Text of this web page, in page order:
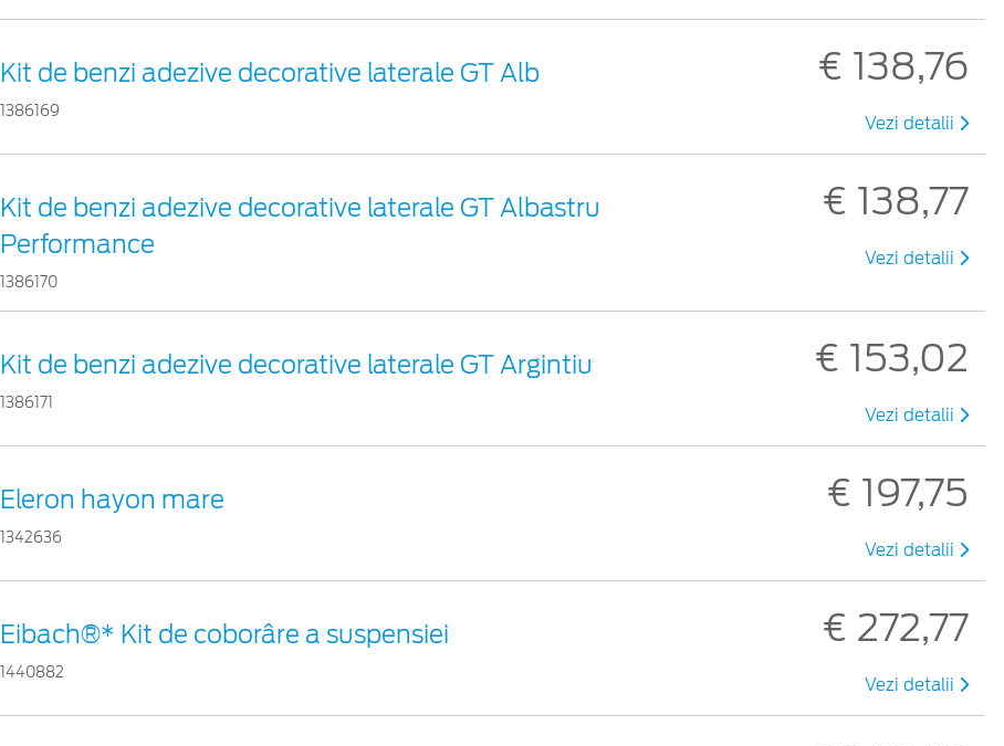
Kit de benzi adezive decorative laterale GT Alb
1386169
€ 138,76
Vezi detalii
Kit de benzi adezive decorative laterale GT Albastru
Performance
1386170
€ 138,77
Vezi detalii
Kit de benzi adezive decorative laterale GT Argintiu
1386171
€ 153,02
Vezi detalii
Eleron hayon mare
1342636
€ 197,75
Vezi detalii
Eibach®* Kit de coborâre a suspensiei
1440882
€ 272,77
Vezi detalii